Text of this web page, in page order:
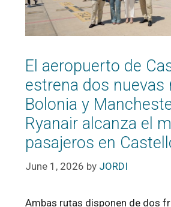
El aeropuerto de
estrena dos nuevas
Bolonia y
Ryanair alcanza el
pasajeros en
June 1, 2026 by JORDI
Ambas rutas disponen de dos